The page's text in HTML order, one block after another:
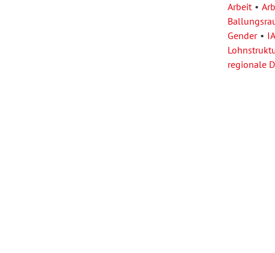
Arbeit
Gender
regionale